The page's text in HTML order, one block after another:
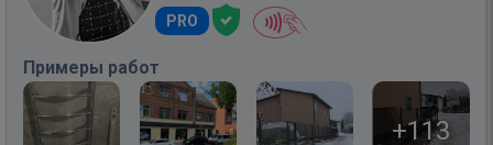
PRO
Примеры работ
+113